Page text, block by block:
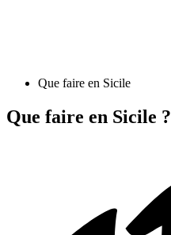
Que faire en Sicile
Que faire en Sicile ?